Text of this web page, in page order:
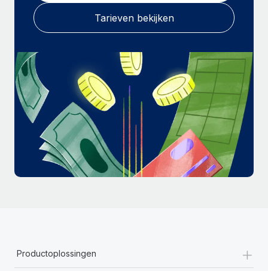
Tarieven bekijken
Productoplossingen +